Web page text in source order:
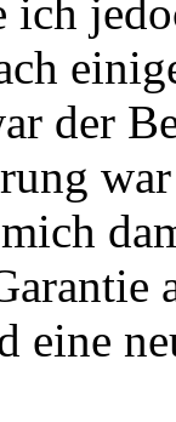
ich
der
eine